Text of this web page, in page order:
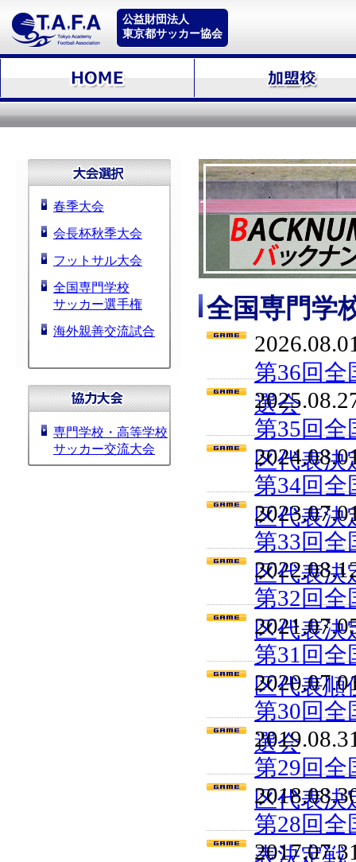
公益財団法人
東京都サッカー協会
春季大会
会長杯秋季大会
フットサル大会
全国専門学校
サッカー選手権
海外親善交流試合
専門学校・高等学校
サッカー交流大会
全国専門学
第36回
選会
第35回全
区代表決
第34回全
区代表決
第33回
区代表決
第32回
区代表決
第31回全
区代表順
第30回
選会
第29回全
区代表決
第28回全
表決定戦